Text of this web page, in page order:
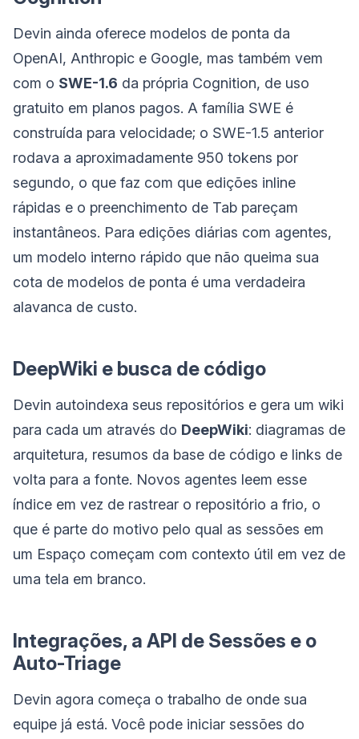
Devin ainda oferece modelos de ponta da
OpenAI, Anthropic e Google, mas também vem
com o SWE-1.6 da própria Cognition, de uso
gratuito em planos pagos. A família SWE é
construída para velocidade; o SWE-1.5 anterior
rodava a aproximadamente 950 tokens por
segundo, o que faz com que edições inline
rápidas e o preenchimento de Tab pareçam
instantâneos. Para edições diárias com agentes,
um modelo interno rápido que não queima sua
cota de modelos de ponta é uma verdadeira
alavanca de custo.
DeepWiki e busca de código
Devin autoindexa seus repositórios e gera um wiki
para cada um através do DeepWiki: diagramas de
arquitetura, resumos da base de código e links de
volta para a fonte. Novos agentes leem esse
índice em vez de rastrear o repositório a frio, o
que é parte do motivo pelo qual as sessões em
um Espaço começam com contexto útil em vez de
uma tela em branco.
Integrações, a API de Sessões e o
Auto-Triage
Devin agora começa o trabalho de onde sua
equipe já está. Você pode iniciar sessões do